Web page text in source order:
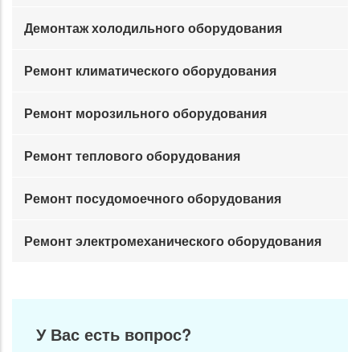
Демонтаж холодильного оборудования
Ремонт климатического оборудования
Ремонт морозильного оборудования
Ремонт теплового оборудования
Ремонт посудомоечного оборудования
Ремонт электромеханического оборудования
У Вас есть вопрос?